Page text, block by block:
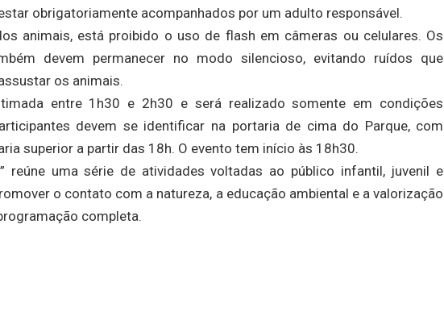
obrigatoriamente acompanhados por um adulto responsável.
animais, está proibido o uso de flash em câmeras ou celulares. Os
devem permanecer no modo silencioso, evitando ruídos que
os animais.
entre 1h30 e 2h30 e será realizado somente em condições
devem se identificar na portaria de cima do Parque, com
superior a partir das 18h. O evento tem início às 18h30.
reúne uma série de atividades voltadas ao público infantil, juvenil e
o contato com a natureza, a educação ambiental e a valorização
completa.